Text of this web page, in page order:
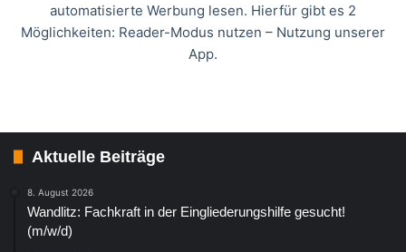
automatisierte Werbung lesen. Hierfür gibt es 2
Möglichkeiten: Reader-Modus nutzen – Nutzung unserer
App.
Aktuelle Beiträge
8. August 2026
Wandlitz: Fachkraft in der Eingliederungshilfe gesucht!
(m/w/d)